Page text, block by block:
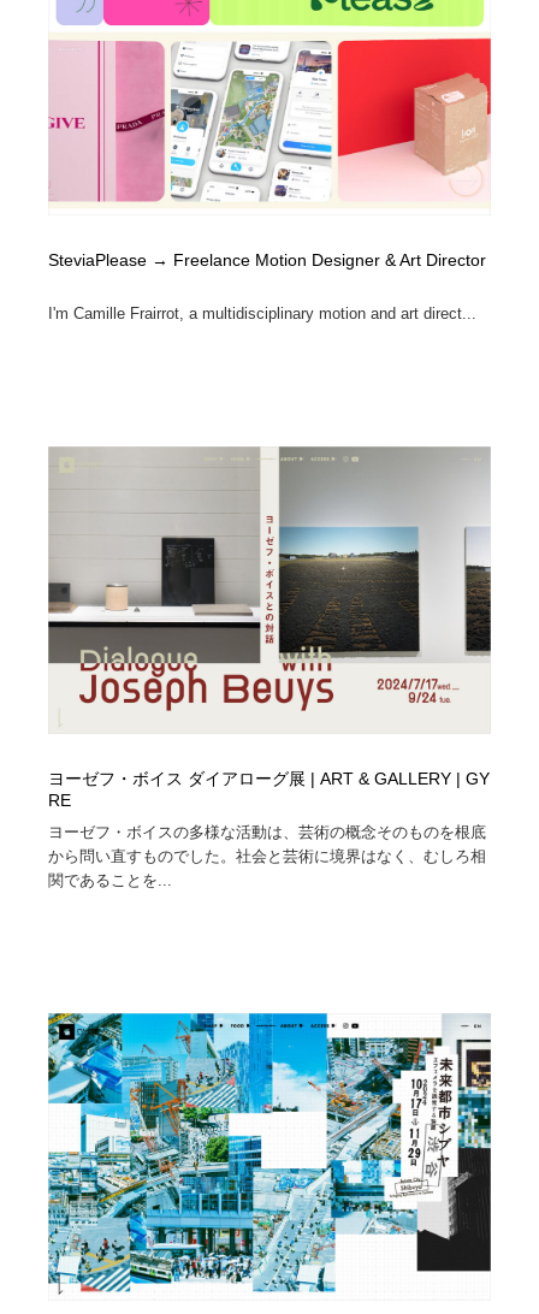
SteviaPlease → Freelance Motion Designer & Art Director
I'm Camille Frairrot, a multidisciplinary motion and art direct...
ヨーゼフ・ボイス ダイアローグ展 | ART & GALLERY | GY
RE
ヨーゼフ・ボイスの多様な活動は、芸術の概念そのものを根底
から問い直すものでした。社会と芸術に境界はなく、むしろ相
関であることを...